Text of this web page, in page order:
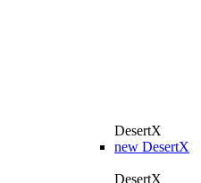
DesertX
new DesertX
DesertX